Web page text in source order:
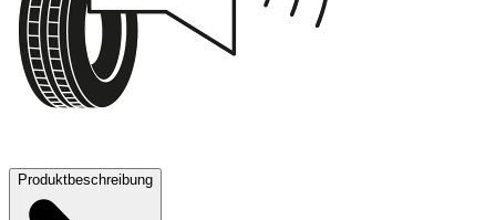
Produktbeschreibung